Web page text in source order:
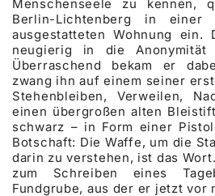
Menschenseele zu kennen,
Berlin-Lichtenberg in einer
ausgestatteten Wohnung
neugierig in die Anonymität
Überraschend bekam er
zwang ihn auf einem seiner
Stehenbleiben, Verweilen,
einen übergroßen alten
schwarz – in Form einer
Botschaft: Die Waffe, um die
darin zu verstehen, ist das
zum Schreiben eines
Fundgrube, aus der er jetzt vor